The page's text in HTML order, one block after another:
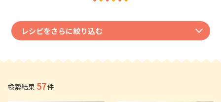
レシピをさらに絞り込む
検索結果 57件